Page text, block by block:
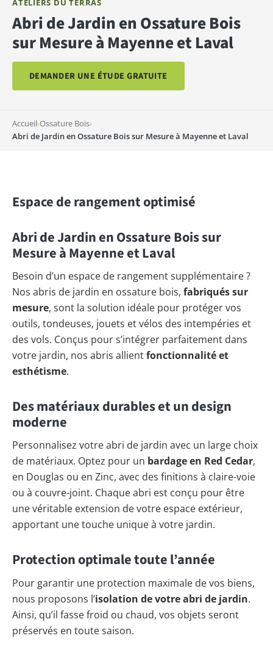
ATELIERS DU TERRAS
Abri de Jardin en Ossature Bois
sur Mesure à Mayenne et Laval
DEMANDER UNE ÉTUDE GRATUITE
Accueil›Ossature Bois›
Abri de Jardin en Ossature Bois sur Mesure à Mayenne et Laval
Espace de rangement optimisé
Abri de Jardin en Ossature Bois sur
Mesure à Mayenne et Laval
Besoin d’un espace de rangement supplémentaire ?
Nos abris de jardin en ossature bois, fabriqués sur
mesure, sont la solution idéale pour protéger vos
outils, tondeuses, jouets et vélos des intempéries et
des vols. Conçus pour s’intégrer parfaitement dans
votre jardin, nos abris allientfonctionnalité et
esthétisme.
Des matériaux durables et un design
moderne
Personnalisez votre abri de jardin avec un large choix
de matériaux. Optez pour un bardage en Red Cedar,
en Douglas ou en Zinc, avec des finitions à claire-voie
ou à couvre-joint. Chaque abri est conçu pour être
une véritable extension de votre espace extérieur,
apportant une touche unique à votre jardin.
Protection optimale toute l’année
Pour garantir une protection maximale de vos biens,
nous proposons l’isolation de votre abri de jardin.
Ainsi, qu’il fasse froid ou chaud, vos objets seront
préservés en toute saison.